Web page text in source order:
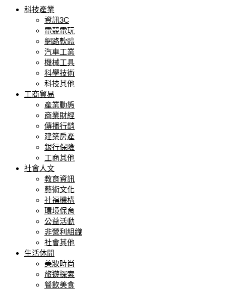
科技產業
資訊3C
電競電玩
網路軟體
汽車工業
機械工具
科學技術
科技其他
工商貿易
產業動態
商業財經
傳播行銷
建築房產
銀行保險
工商其他
社會人文
教育資訊
藝術文化
社福機構
環境保育
公益活動
非營利組織
社會其他
生活休閒
美妝時尚
旅遊探索
餐飲美食